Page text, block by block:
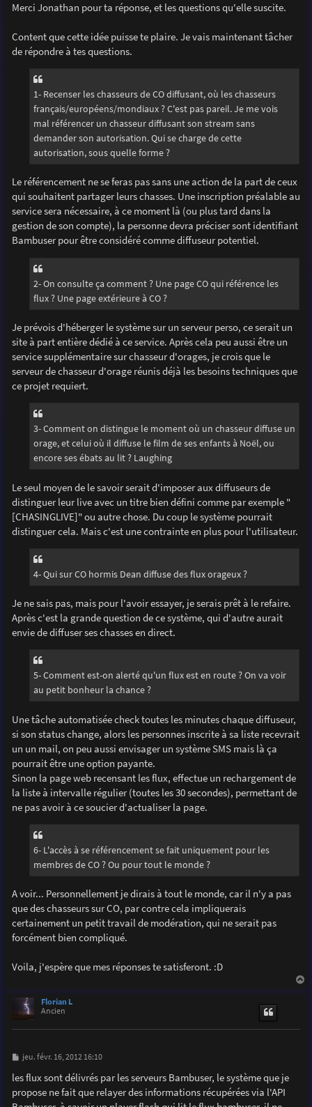
s
s
e
Merci Jonathan pour ta réponse, et les questions qu'elle suscite.
Content que cette idée puisse te plaire. Je vais maintenant tâcher
de répondre à tes questions.
1- Recenser les chasseurs de CO diffusant, où les chasseurs
français/européens/mondiaux ? C'est pas pareil. Je me vois
mal référencer un chasseur diffusant son stream sans
demander son autorisation. Qui se charge de cette
autorisation, sous quelle forme ?
Le référencement ne se feras pas sans une action de la part de ceux
qui souhaitent partager leurs chasses. Une inscription préalable au
service sera nécessaire, à ce moment là (ou plus tard dans la
gestion de son compte), la personne devra préciser sont identifiant
Bambuser pour être considéré comme diffuseur potentiel.
2- On consulte ça comment ? Une page CO qui référence les
flux ? Une page extérieure à CO ?
Je prévois d'héberger le système sur un serveur perso, ce serait un
site à part entière dédié à ce service. Après cela peu aussi être un
service supplémentaire sur chasseur d'orages, je crois que le
serveur de chasseur d'orage réunis déjà les besoins techniques que
ce projet requiert.
3- Comment on distingue le moment où un chasseur diffuse un
orage, et celui où il diffuse le film de ses enfants à Noël, ou
encore ses ébats au lit ? Laughing
Le seul moyen de le savoir serait d'imposer aux diffuseurs de
distinguer leur live avec un titre bien défini comme par exemple "
[CHASINGLIVE]" ou autre chose. Du coup le système pourrait
distinguer cela. Mais c'est une contrainte en plus pour l'utilisateur.
4- Qui sur CO hormis Dean diffuse des flux orageux ?
Je ne sais pas, mais pour l'avoir essayer, je serais prêt à le refaire.
Après c'est la grande question de ce système, qui d'autre aurait
envie de diffuser ses chasses en direct.
5- Comment est-on alerté qu'un flux est en route ? On va voir
au petit bonheur la chance ?
Une tâche automatisée check toutes les minutes chaque diffuseur,
si son status change, alors les personnes inscrite à sa liste recevrait
un un mail, on peu aussi envisager un système SMS mais là ça
pourrait être une option payante.
Sinon la page web recensant les flux, effectue un rechargement de
la liste à intervalle régulier (toutes les 30 secondes), permettant de
ne pas avoir à ce soucier d'actualiser la page.
6- L'accès à se référencement se fait uniquement pour les
membres de CO ? Ou pour tout le monde ?
A voir... Personnellement je dirais à tout le monde, car il n'y a pas
que des chasseurs sur CO, par contre cela impliquerais
certainement un petit travail de modération, qui ne serait pas
forcément bien compliqué.
Voila, j'espère que mes réponses te satisferont. :D
Florian L
Ancien
M
s
s
a
jeu. févr. 16, 2012 16:10
les flux sont délivrés par les serveurs Bambuser, le système que je
propose ne fait que relayer des informations récupérées via l'API